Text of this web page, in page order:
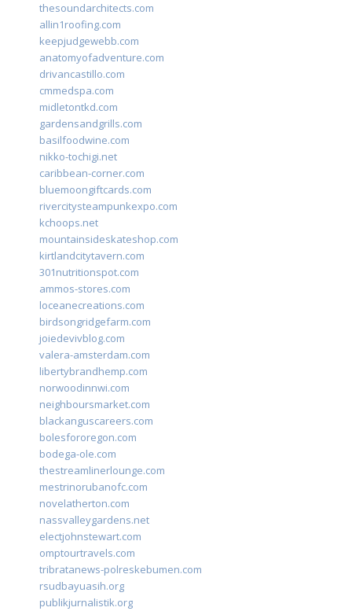
thesoundarchitects.com
allin1roofing.com
keepjudgewebb.com
anatomyofadventure.com
drivancastillo.com
cmmedspa.com
midletontkd.com
gardensandgrills.com
basilfoodwine.com
nikko-tochigi.net
caribbean-corner.com
bluemoongiftcards.com
rivercitysteampunkexpo.com
kchoops.net
mountainsideskateshop.com
kirtlandcitytavern.com
301nutritionspot.com
ammos-stores.com
loceanecreations.com
birdsongridgefarm.com
joiedevivblog.com
valera-amsterdam.com
libertybrandhemp.com
norwoodinnwi.com
neighboursmarket.com
blackanguscareers.com
bolesfororegon.com
bodega-ole.com
thestreamlinerlounge.com
mestrinorubanofc.com
novelatherton.com
nassvalleygardens.net
electjohnstewart.com
omptourtravels.com
tribratanews-polreskebumen.com
rsudbayuasih.org
publikjurnalistik.org